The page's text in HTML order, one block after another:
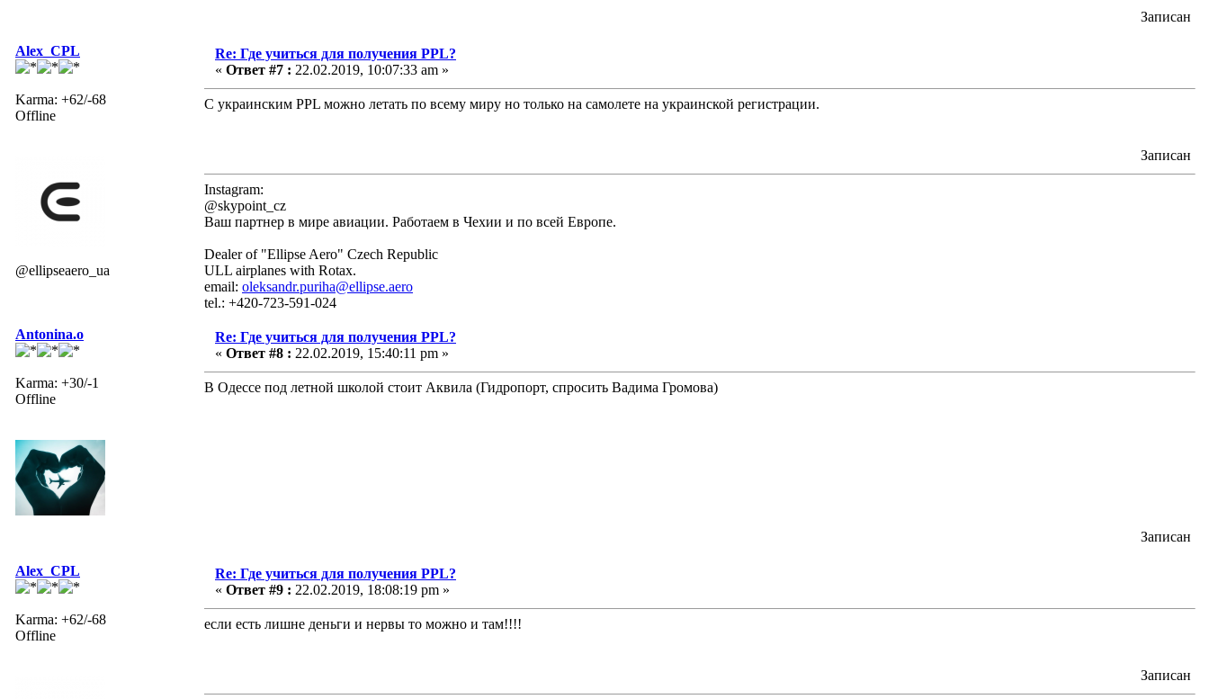
Записан
Alex_CPL
Karma: +62/-68
Offline
@ellipseaero_ua
Re: Где учиться для получения PPL?
« Ответ #7 : 22.02.2019, 10:07:33 am »
С украинским PPL можно летать по всему миру но только на самолете на украинской регистрации.
Записан
Instagram:
@skypoint_cz
Ваш партнер в мире авиации. Работаем в Чехии и по всей Европе.
Dealer of "Ellipse Aero" Czech Republic
ULL airplanes with Rotax.
email: oleksandr.puriha@ellipse.aero
tel.: +420-723-591-024
Antonina.o
Karma: +30/-1
Offline
Re: Где учиться для получения PPL?
« Ответ #8 : 22.02.2019, 15:40:11 pm »
В Одессе под летной школой стоит Аквила (Гидропорт, спросить Вадима Громова)
Записан
Alex_CPL
Karma: +62/-68
Offline
Re: Где учиться для получения PPL?
« Ответ #9 : 22.02.2019, 18:08:19 pm »
если есть лишне деньги и нервы то можно и там!!!!
Записан